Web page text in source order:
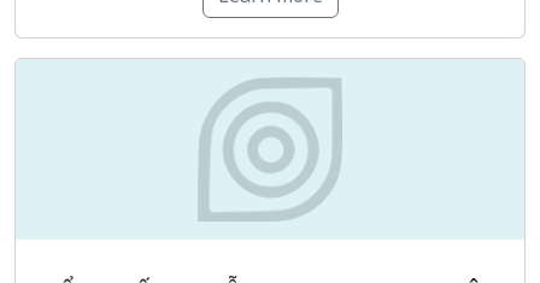
tuân thủ, […]